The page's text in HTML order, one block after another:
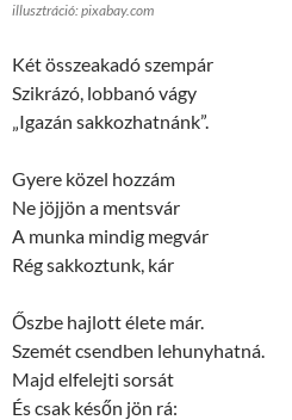
illusztráció: pixabay.com
Két összeakadó szempár
Szikrázó, lobbanó vágy
„Igazán sakkozhatnánk”.
Gyere közel hozzám
Ne jöjjön a mentsvár
A munka mindig megvár
Rég sakkoztunk, kár
Őszbe hajlott élete már.
Szemét csendben lehunyhatná.
Majd elfelejti sorsát
És csak későn jön rá: